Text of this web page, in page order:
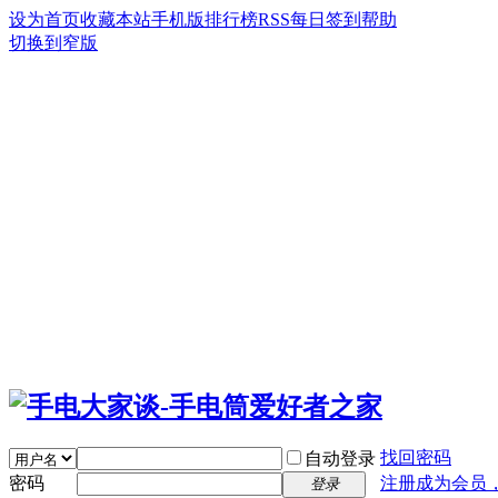
设为首页收藏本站手机版排行榜RSS每日签到 帮助
切换到窄版
自动登录 找回密码
密码
登录 注册成为会员